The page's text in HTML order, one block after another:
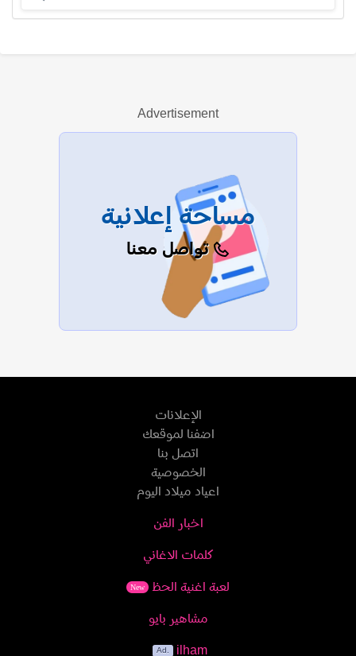
عرض الكل
Advertisement
مساحة إعلانية
تواصل معنا
الإعلانات
اضفنا لموقعك
اتصل بنا
الخصوصية
اعياد ميلاد اليوم
اخبار الفن
كلمات الاغاني
لعبة اغنية الحظ New
مشاهير بايو
ilham